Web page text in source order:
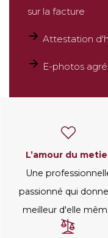
sur la facture
Attestation
E-photos
l’amour du
Une
passionné qui
meilleur d'elle